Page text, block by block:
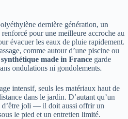
dernière génération, un
pour une meilleure accroche au
évacuer les eaux de pluie rapidement.
comme autour d’une piscine ou
made in France garde
ondulations ni gondolements.
intensif, seuls les matériaux haut de
dans le jardin. D’autant qu’un
d’être joli — il doit aussi offrir un
le pied et un entretien limité.